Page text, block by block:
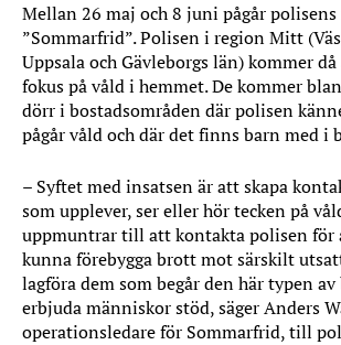
Mellan 26 maj och 8 juni pågår
”Sommarfrid”. Polisen i region Mitt
Uppsala och Gävleborgs län) kommer
fokus på våld i hemmet. De kommer
dörr i bostadsområden där polisen
pågår våld och där det finns barn med i
– Syftet med insatsen är att skapa
som upplever, ser eller hör tecken på
uppmuntrar till att kontakta polisen för
kunna förebygga brott mot särskilt
lagföra dem som begår den här typen
erbjuda människor stöd, säger Anders
operationsledare för Sommarfrid, till